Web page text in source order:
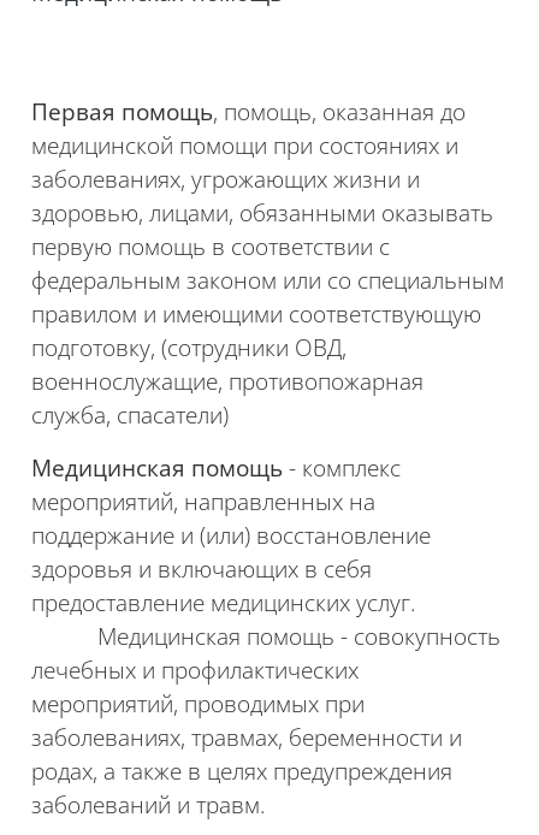
Первая помощь, помощь, оказанная до
медицинской помощи при состояниях и
заболеваниях, угрожающих жизни и
здоровью, лицами, обязанными оказывать
первую помощь в соответствии с
федеральным законом или со специальным
правилом и имеющими соответствующую
подготовку, (сотрудники ОВД,
военнослужащие, противопожарная
служба, спасатели)
Медицинская помощь - комплекс
мероприятий, направленных на
поддержание и (или) восстановление
здоровья и включающих в себя
предоставление медицинских услуг.
Медицинская помощь - совокупность
лечебных и профилактических
мероприятий, проводимых при
заболеваниях, травмах, беременности и
родах, а также в целях предупреждения
заболеваний и травм.